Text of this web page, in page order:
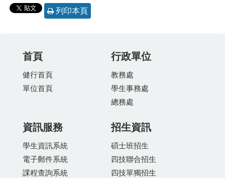
列印本頁
首頁
健行首頁
單位首頁
行政單位
教務處
學生事務處
總務處
資訊服務
學生資訊系統
電子郵件系統
課程查詢系統
招生資訊
碩士班招生
四技聯合招生
四技單獨招生